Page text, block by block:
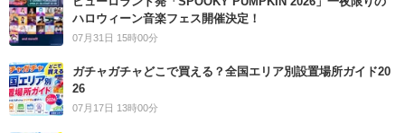
ハロウィーン音楽フェス開催決定！
07月31日 15時00分
ガチャガチャどこで買える？全国エリア別設置場所ガイド20
26
07月17日 13時00分